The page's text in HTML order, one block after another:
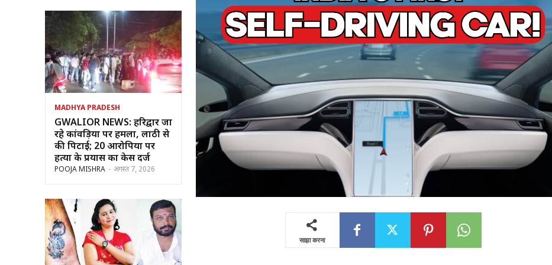
MADHYA PRADESH
GWALIOR NEWS: हरिद्वार जा
रहे कांवड़ियों पर हमला, लाठी से
की पिटाई; 20 आरोपियों पर
हत्या के प्रयास का केस दर्ज
POOJA MISHRA - अगस्त 7, 2026
साझा करना